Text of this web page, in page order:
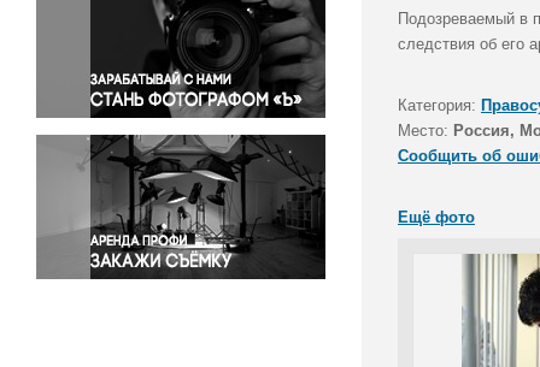
Политика
Правосудие
Происшествия и конфликты
Религия
Светская жизнь
Спорт
Экология
Экономика и бизнес
Подозреваемый в
следствия об его
Категория:
Место: Россия,
Сообщить об
Ещё фото